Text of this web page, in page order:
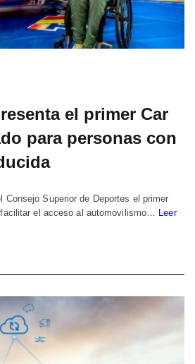
el primer Car
para personas con
Consejo Superior de Deportes el primer
el acceso al automovilismo… Leer